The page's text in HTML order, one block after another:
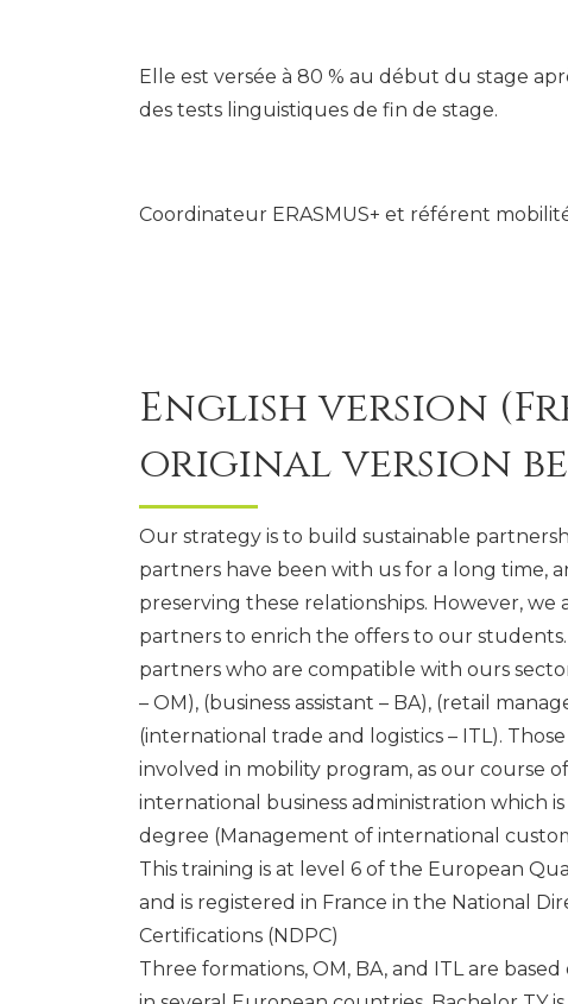
Elle est versée à 80 % au début du stage
des tests linguistiques de fin de stage.
Coordinateur ERASMUS+ et référent
English version
original version
Our strategy is to build sustainable
partners have been with us for a long time,
preserving these relationships. However, we
partners to enrich the offers to our
partners who are compatible with ours
– OM), (business assistant – BA), (retail
(international trade and logistics – ITL).
involved in mobility program, as our course
international business administration which
degree (Management of international
This training is at level 6 of the European
and is registered in France in the National
Certifications (NDPC)
Three formations, OM, BA, and ITL are